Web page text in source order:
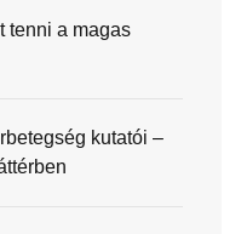
tenni a magas
kutatói –